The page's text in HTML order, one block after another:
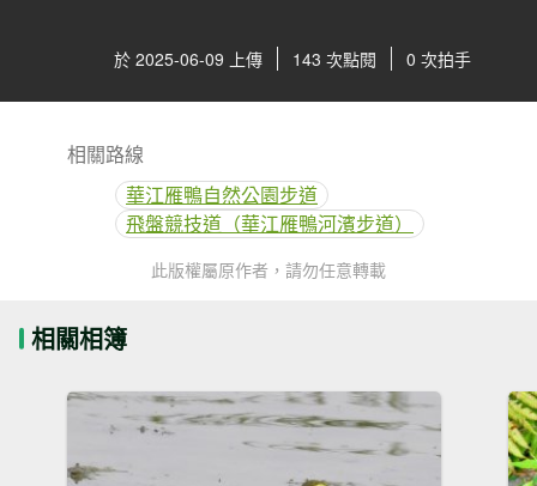
於 2025-06-09 上傳 143 次點閱 0 次拍手
相關路線
華江雁鴨自然公園步道
飛盤競技道（華江雁鴨河濱步道）
此版權屬原作者，請勿任意轉載
相關相簿